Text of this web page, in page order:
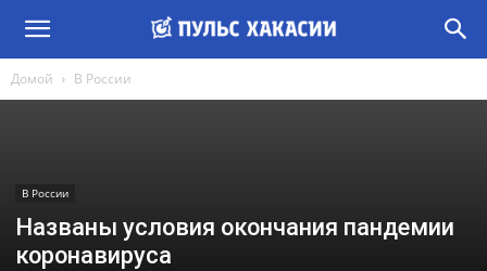
Домой В России
В России
Названы условия окончания пандемии
коронавируса